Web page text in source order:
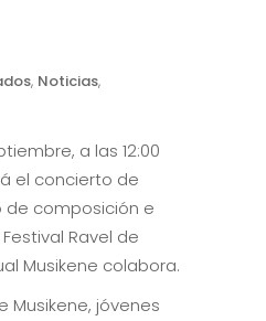
, Noticias,
a las 12:00
el concierto de
de composición e
Ravel de
Musikene colabora.
Musikene, jóvenes